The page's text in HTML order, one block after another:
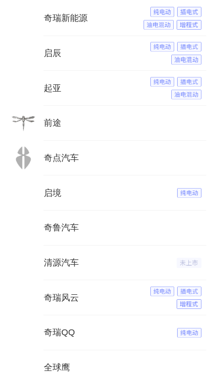
奇瑞新能源
启辰
起亚
前途
奇点汽车
启境
奇鲁汽车
清源汽车
奇瑞风云
奇瑞QQ
全球鹰